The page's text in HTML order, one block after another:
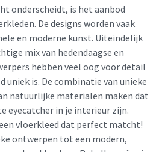
onderscheidt, is het aanbod
De designs worden vaak
en moderne kunst. Uiteindelijk
mix van hedendaagse en
hebben veel oog voor detail
uniek is. De combinatie van unieke
natuurlijke materialen maken dat
eyecatcher in je interieur zijn.
vloerkleed dat perfect matcht!
ontwerpen tot een modern,